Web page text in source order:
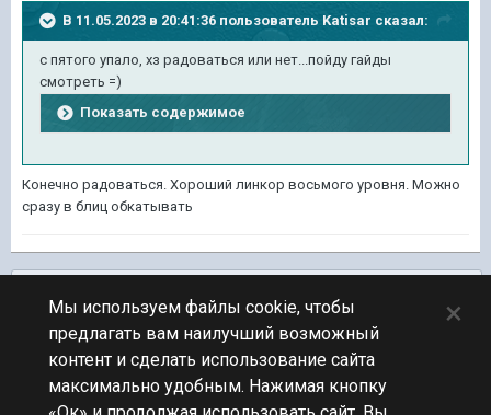
В 11.05.2023 в 20:41:36 пользователь Katisar сказал:
с пятого упало, хз радоваться или нет...пойду гайды
смотреть =)
Показать содержимое
Конечно радоваться. Хороший линкор восьмого уровня. Можно
сразу в блиц обкатывать
ПЕРЕЙТИ К СПИСКУ ТЕМ
Предложения по игре
Мы используем файлы cookie, чтобы
предлагать вам наилучший возможный
контент и сделать использование сайта
максимально удобным. Нажимая кнопку
×